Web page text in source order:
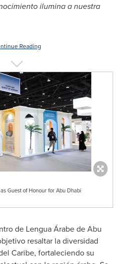
ilumina a nuestra
Reading
Guest of Honour for Abu Dhabi
de Lengua Árabe deAbu
resaltar la diversidad
Caribe, fortaleciendo su